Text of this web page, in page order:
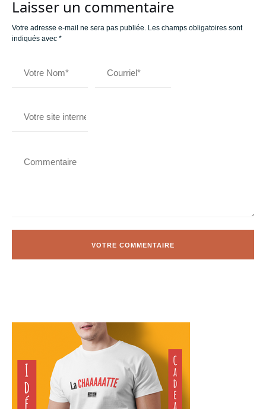
Laisser un commentaire
Votre adresse e-mail ne sera pas publiée. Les champs obligatoires sont
indiqués avec *